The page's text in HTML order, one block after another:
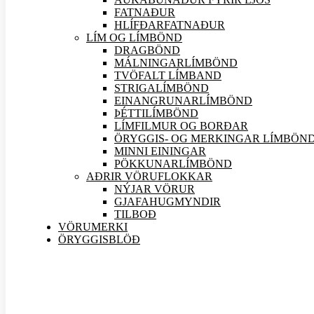
FATNAÐUR
HLÍFÐARFATNAÐUR
LÍM OG LÍMBÖND
DRAGBÖND
MÁLNINGARLÍMBÖND
TVÖFALT LÍMBAND
STRIGALÍMBÖND
EINANGRUNARLÍMBÖND
ÞÉTTILÍMBÖND
LÍMFILMUR OG BORÐAR
ÖRYGGIS- OG MERKINGAR
MINNI EININGAR
PÖKKUNARLÍMBÖND
AÐRIR VÖRUFLOKKAR
NÝJAR VÖRUR
GJAFAHUGMYNDIR
TILBOÐ
VÖRUMERKI
ÖRYGGISBLÖÐ